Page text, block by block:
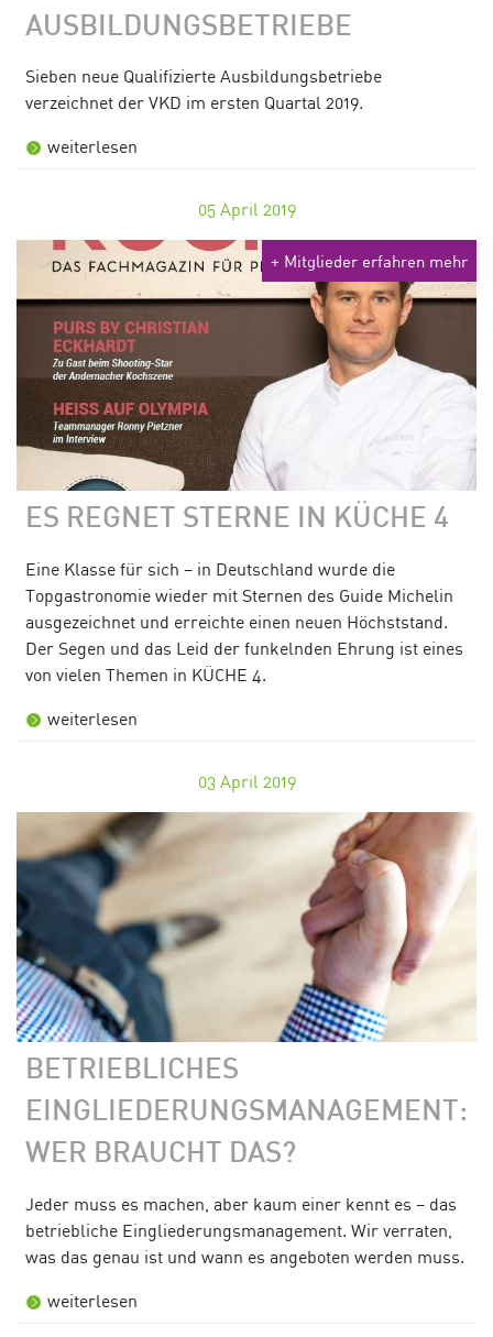
AUSBILDUNGSBETRIEBE
Sieben neue Qualifizierte Ausbildungsbetriebe
verzeichnet der VKD im ersten Quartal 2019.
weiterlesen
05 April 2019
+ Mitglieder erfahren mehr
ES REGNET STERNE IN KÜCHE 4
Eine Klasse für sich – in Deutschland wurde die
Topgastronomie wieder mit Sternen des Guide Michelin
ausgezeichnet und erreichte einen neuen Höchststand.
Der Segen und das Leid der funkelnden Ehrung ist eines
von vielen Themen in KÜCHE 4.
weiterlesen
03 April 2019
BETRIEBLICHES
EINGLIEDERUNGSMANAGEMENT:
WER BRAUCHT DAS?
Jeder muss es machen, aber kaum einer kennt es – das
betriebliche Eingliederungsmanagement. Wir verraten,
was das genau ist und wann es angeboten werden muss.
weiterlesen